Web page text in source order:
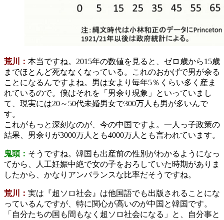
荒川： 本当ですね。2015年の数値を見ると、ゼロ歳から15歳
までほとんど死ななくなっている。これのおかげで男が余る
ことになるんですよね。男は女より毎年5％くらい多く産ま
れているので。僕はそれを「男余り現象」といっていまし
て、現実には20～50代未婚男女で300万人も男が多いんで
す。
これがもっと深刻なのが、今の中国ですよ。一人っ子政策の
結果、男余りが3000万人とも4000万人とも言われています。
鬼頭： そうですね。韓国も出産前の性別がわかるようになっ
てから、人工妊娠中絶で女の子をおろしていた時期がありま
したから、かなりアンバランスな比率だそうですね。
荒川： 実は『超ソロ社会』は他国語でも出版されることにな
っているんですが、特に関心が高いのが中国と韓国です。
「自分たちの国も間もなく超ソロ社会になる」と、自分事と